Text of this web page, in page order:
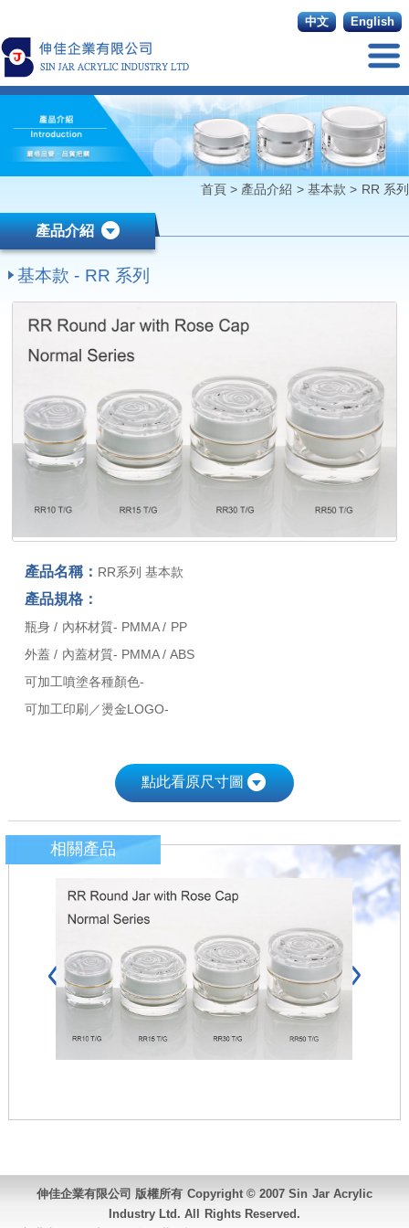
English
中文
首頁> 產品介紹 >基本款 > RR 系列
產品介紹
基本款 - RR 系列
產品名稱： RR系列 基本款
產品規格：
瓶身 / 內杯材質- PMMA / PP
外蓋 / 內蓋材質- PMMA / ABS
可加工噴塗各種顏色-
可加工印刷／燙金LOGO-
點此看原尺寸圖
相關產品
伸佳企業有限公司 版權所有 Copyright © 2007 Sin Jar Acrylic
Industry Ltd. All Rights Reserved.